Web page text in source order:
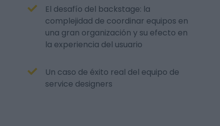
El desafío del backstage: la
complejidad de coordinar equipos en
una gran organización y su efecto en
la experiencia del usuario
Un caso de éxito real del equipo de
service designers